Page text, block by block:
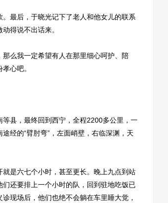
最后，于晓光记下了老人和他女儿的联系
得说不出话来。
么我一定希望有人在那里细心呵护、陪
心吧。
县，最终回到西宁，全程2200多公里，一
经的“臂肘弯”，左面峭壁，右临深渊，天
是六七个小时，甚至更长。晚上九点到站
还要排上一个小时的队，回到驻地吃饭已
现场后，他们也绝不会躺在车里睡大觉，